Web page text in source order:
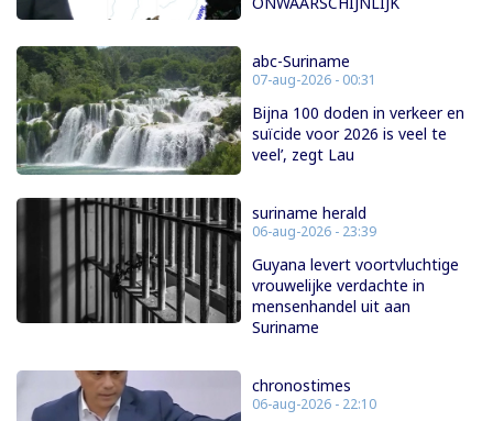
abc-Suriname
07-aug-2026 - 00:31
Bijna 100 doden in verkeer en
suïcide voor 2026 is veel te
veel’, zegt Lau
suriname herald
06-aug-2026 - 23:39
Guyana levert voortvluchtige
vrouwelijke verdachte in
mensenhandel uit aan
Suriname
chronostimes
06-aug-2026 - 22:10